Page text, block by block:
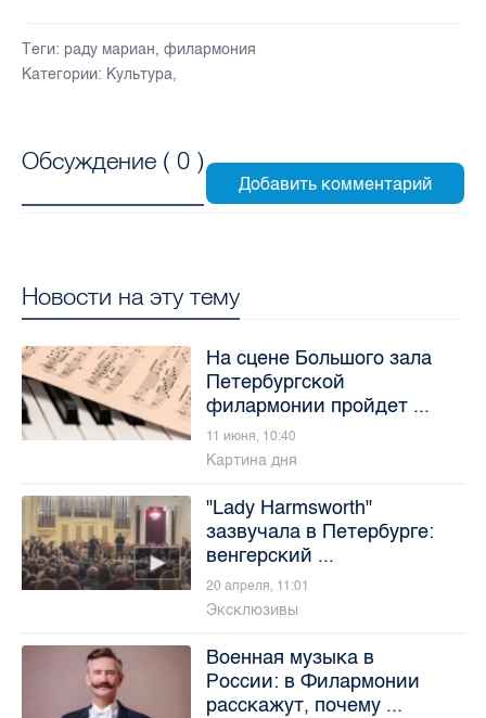
Теги: раду мариан, филармония
Категории: Культура,
Обсуждение ( 0 )
Новости на эту тему
На сцене Большого зала
Петербургской
филармонии пройдет ...
11 июня, 10:40
Картина дня
"Lady Harmsworth"
зазвучала в Петербурге:
венгерский ...
20 апреля, 11:01
Эксклюзивы
Военная музыка в
России: в Филармонии
расскажут, почему ...